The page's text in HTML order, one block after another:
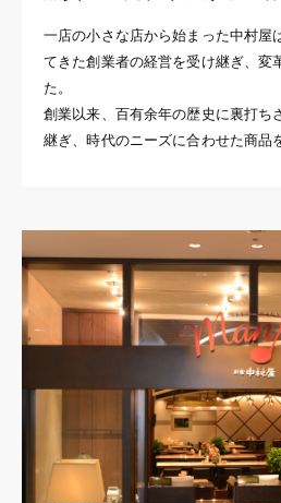
一店の小さな店から始まった中村屋
てきた創業者の経営を受け継ぎ、変
た。
創業以来、百有余年の歴史に裏打ち
継ぎ、時代のニーズに合わせた商品